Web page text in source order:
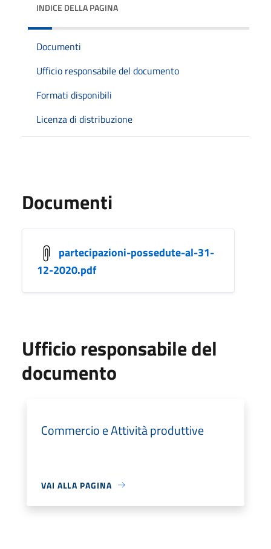
INDICE DELLA PAGINA
Documenti
Ufficio responsabile del documento
Formati disponibili
Licenza di distribuzione
Documenti
partecipazioni-possedute-al-31-
12-2020.pdf
Ufficio responsabile del
documento
Commercio e Attività produttive
VAI ALLA PAGINA